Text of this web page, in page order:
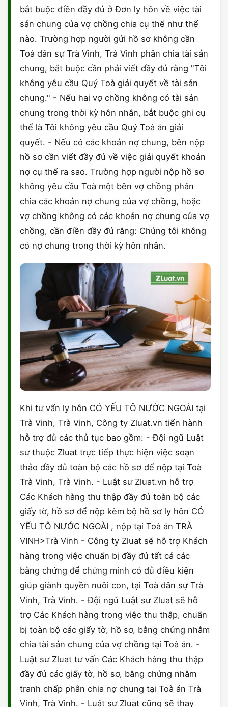
bắt buộc điền đầy đủ ở Đơn ly hôn về việc tài
sản chung của vợ chồng chia cụ thể như thế
nào. Trường hợp người gửi hồ sơ không cần
Toà dân sự Trà Vinh, Trà Vinh phân chia tài sản
chung, bắt buộc cần phải viết đầy đủ rằng "Tôi
không yêu cầu Quý Toà giải quyết về tài sản
chung." - Nếu hai vợ chồng không có tài sản
chung trong thời kỳ hôn nhân, bắt buộc ghi cụ
thể là Tôi không yêu cầu Quý Toà án giải
quyết. - Nếu có các khoản nợ chung, bên nộp
hồ sơ cần viết đầy đủ về việc giải quyết khoản
nợ cụ thể ra sao. Trường hợp người nộp hồ sơ
không yêu cầu Toà một bên vợ chồng phân
chia các khoản nợ chung của vợ chồng, hoặc
vợ chồng không có các khoản nợ chung của vợ
chồng, cần điền đầy đủ rằng: Chúng tôi không
có nợ chung trong thời kỳ hôn nhân.
Khi tư vấn ly hôn CÓ YẾU TÔ NƯỚC NGOÀI tại
Trà Vinh, Trà Vinh, Công ty Zluat.vn tiến hành
hỗ trợ đủ các thủ tục bao gồm: - Đội ngũ Luật
sư thuộc Zluat trực tiếp thực hiện việc soạn
thảo đầy đủ toàn bộ các hồ sơ để nộp tại Toà
Trà Vinh, Trà Vinh. - Luật sư Zluat.vn hỗ trợ
Các Khách hàng thu thập đầy đủ toàn bộ các
giấy tờ, hồ sơ để nộp kèm bộ hồ sơ ly hôn CÓ
YẾU TÔ NƯỚC NGOÀI , nộp tại Toà án TRÀ
VINH>Trà Vinh - Công ty Zluat sẽ hỗ trợ Khách
hàng trong việc chuẩn bị đầy đủ tất cả các
bằng chứng để chứng minh có đủ điều kiện
giúp giành quyền nuôi con, tại Toà dân sự Trà
Vinh, Trà Vinh. - Đội ngũ Luật sư Zluat sẽ hỗ
trợ Các Khách hàng trong việc thu thập, chuẩn
bị toàn bộ các giấy tờ, hồ sơ, bằng chứng nhằm
chia tài sản chung của vợ chồng tại Toà án. -
Luật sư Zluat tư vấn Các Khách hàng thu thập
đầy đủ các giấy tờ, hồ sơ, bằng chứng nhằm
tranh chấp phân chia nợ chung tại Toà án Trà
Vinh, Trà Vinh. - Luật sư Zluat cũng sẽ thay